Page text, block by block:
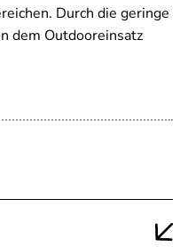
Durch die geringe
dem Outdooreinsatz